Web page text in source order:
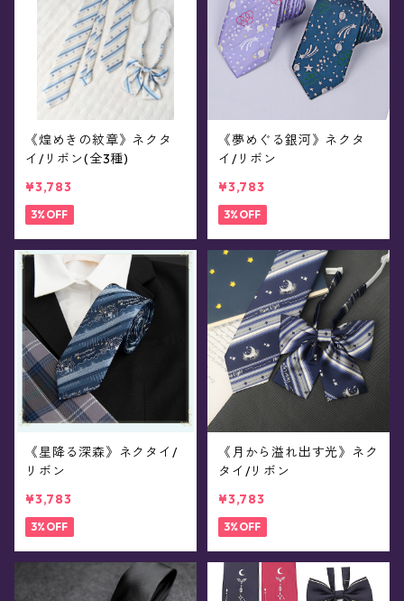
《煌めきの紋章》ネクタ
イ/リボン(全3種)
¥3,783
3%OFF
《夢めぐる銀河》ネクタ
イ/リボン
¥3,783
3%OFF
《星降る深森》ネクタイ/
リボン
¥3,783
3%OFF
《月から溢れ出す光》ネク
タイ/リボン
¥3,783
3%OFF